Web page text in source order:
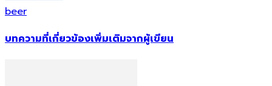
beer
บทความที่เกี่ยวข้องเพิ่มเติมจากผู้เขียน